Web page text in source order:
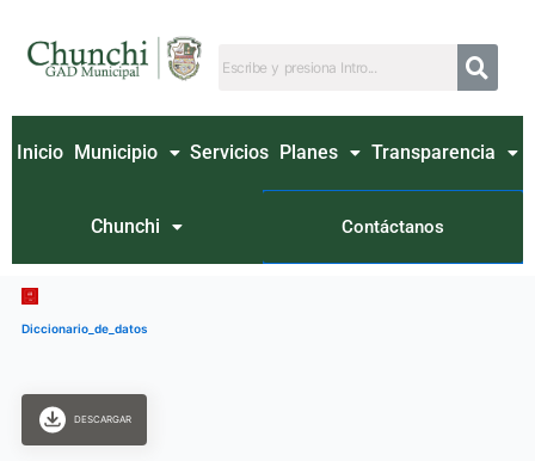
contenido
Inicio Municipio Servicios Planes Transparencia
Chunchi Contáctanos
Diccionario_de_datos
DESCARGAR